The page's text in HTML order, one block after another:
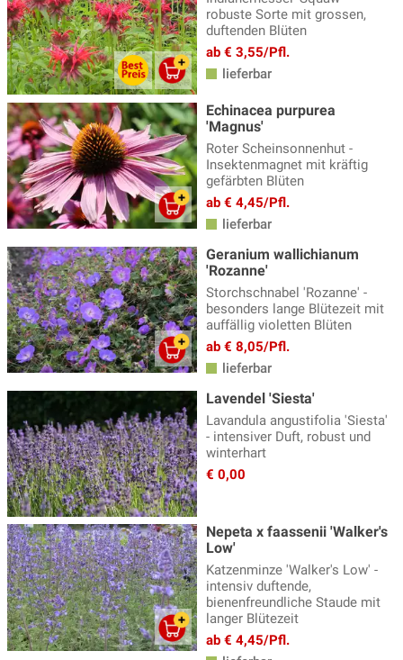
robuste Sorte mit grossen,
duftenden Blüten
ab € 3,55/Pfl.
lieferbar
Echinacea purpurea
'Magnus'
Roter Scheinsonnenhut -
Insektenmagnet mit kräftig
gefärbten Blüten
ab € 4,45/Pfl.
lieferbar
Geranium wallichianum
'Rozanne'
Storchschnabel 'Rozanne' -
besonders lange Blütezeit mit
auffällig violetten Blüten
ab € 8,05/Pfl.
lieferbar
Lavendel 'Siesta'
Lavandula angustifolia 'Siesta'
- intensiver Duft, robust und
winterhart
€ 0,00
Nepeta x faassenii 'Walker's
Low'
Katzenminze 'Walker's Low' -
intensiv duftende,
bienenfreundliche Staude mit
langer Blütezeit
ab € 4,45/Pfl.